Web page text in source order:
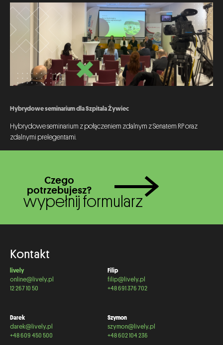
Hybrydowe seminarium dla Szpitala Żywiec
Hybrydowe seminarium z połączeniem zdalnym z Senatem RP oraz
zdalnymi prelegentami.
Czego
potrzebujesz?
wypełnij formularz
Kontakt
lively
online@lively.pl
12 267 10 50
Darek
darek@lively.pl
+48 609 450 500
Filip
filip@lively.pl
+48 691 376 702
Szymon
szymon@lively.pl
+48 602 104 236